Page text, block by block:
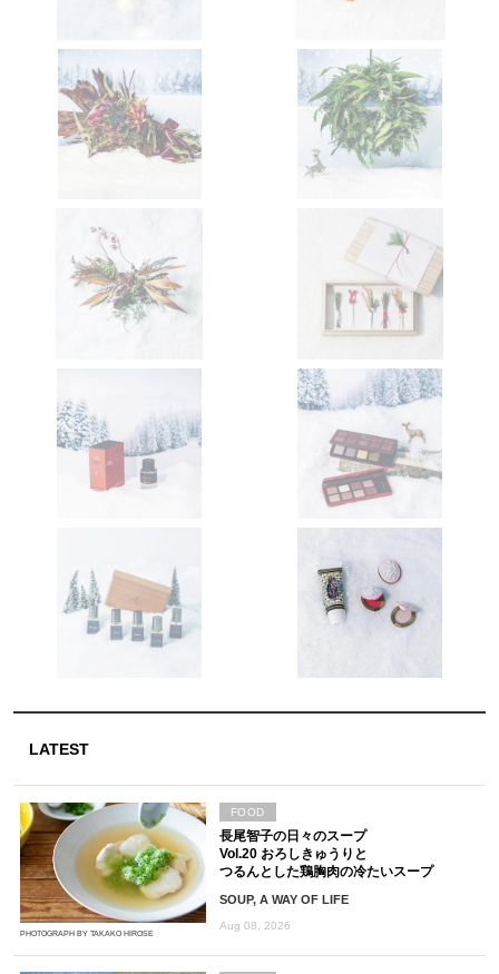
LATEST
PHOTOGRAPH BY TAKAKO HIROSE
長尾智子の日々のスープ
Vol.20 おろしきゅうりと
つるんとした鶏胸肉の冷たいスープ
SOUP, A WAY OF LIFE
Aug 08, 2026
FOOD